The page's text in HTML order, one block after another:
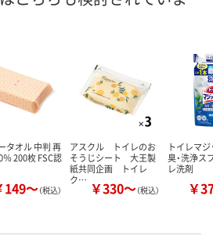
カゴへ カ
タオル 中判 再
200枚 FSC認
149～（税込）
アスクル トイレのお
そうじシート 大王製
紙共同企画 トイレ
ク… ￥330～（税込）
トイレマ
臭・洗浄ス
レ洗剤
￥